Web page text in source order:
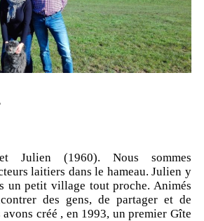
Julien (1960). Nous sommes
laitiers dans le hameau. Julien y
un petit village tout proche. Animés
des gens, de partager et de
créé , en 1993, un premier Gîte